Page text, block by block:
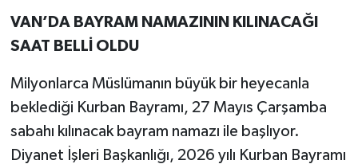
VAN’DA BAYRAM NAMAZININ KILINACAĞI
SAAT BELLİ OLDU
Milyonlarca Müslümanın büyük bir heyecanla
beklediği Kurban Bayramı, 27 Mayıs Çarşamba
sabahı kılınacak bayram namazı ile başlıyor.
Diyanet İşleri Başkanlığı, 2026 yılı Kurban Bayramı